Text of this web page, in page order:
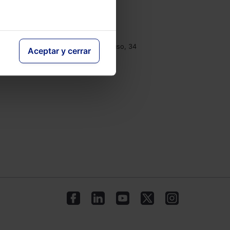
Aceptar y cerrar
Monasterios de Suso y Yuso, 34